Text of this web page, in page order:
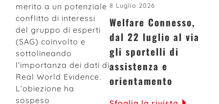
merito a un potenziale
conflitto di interessi
del gruppo di esperti
(SAG) coinvolto e
sottolineando
l’importanza dei dati di
Real World Evidence.
L’obiezione ha
sospeso
8 Luglio 2026
Welfare Connesso,
dal 22 luglio al via
gli sportelli di
assistenza e
orientamento